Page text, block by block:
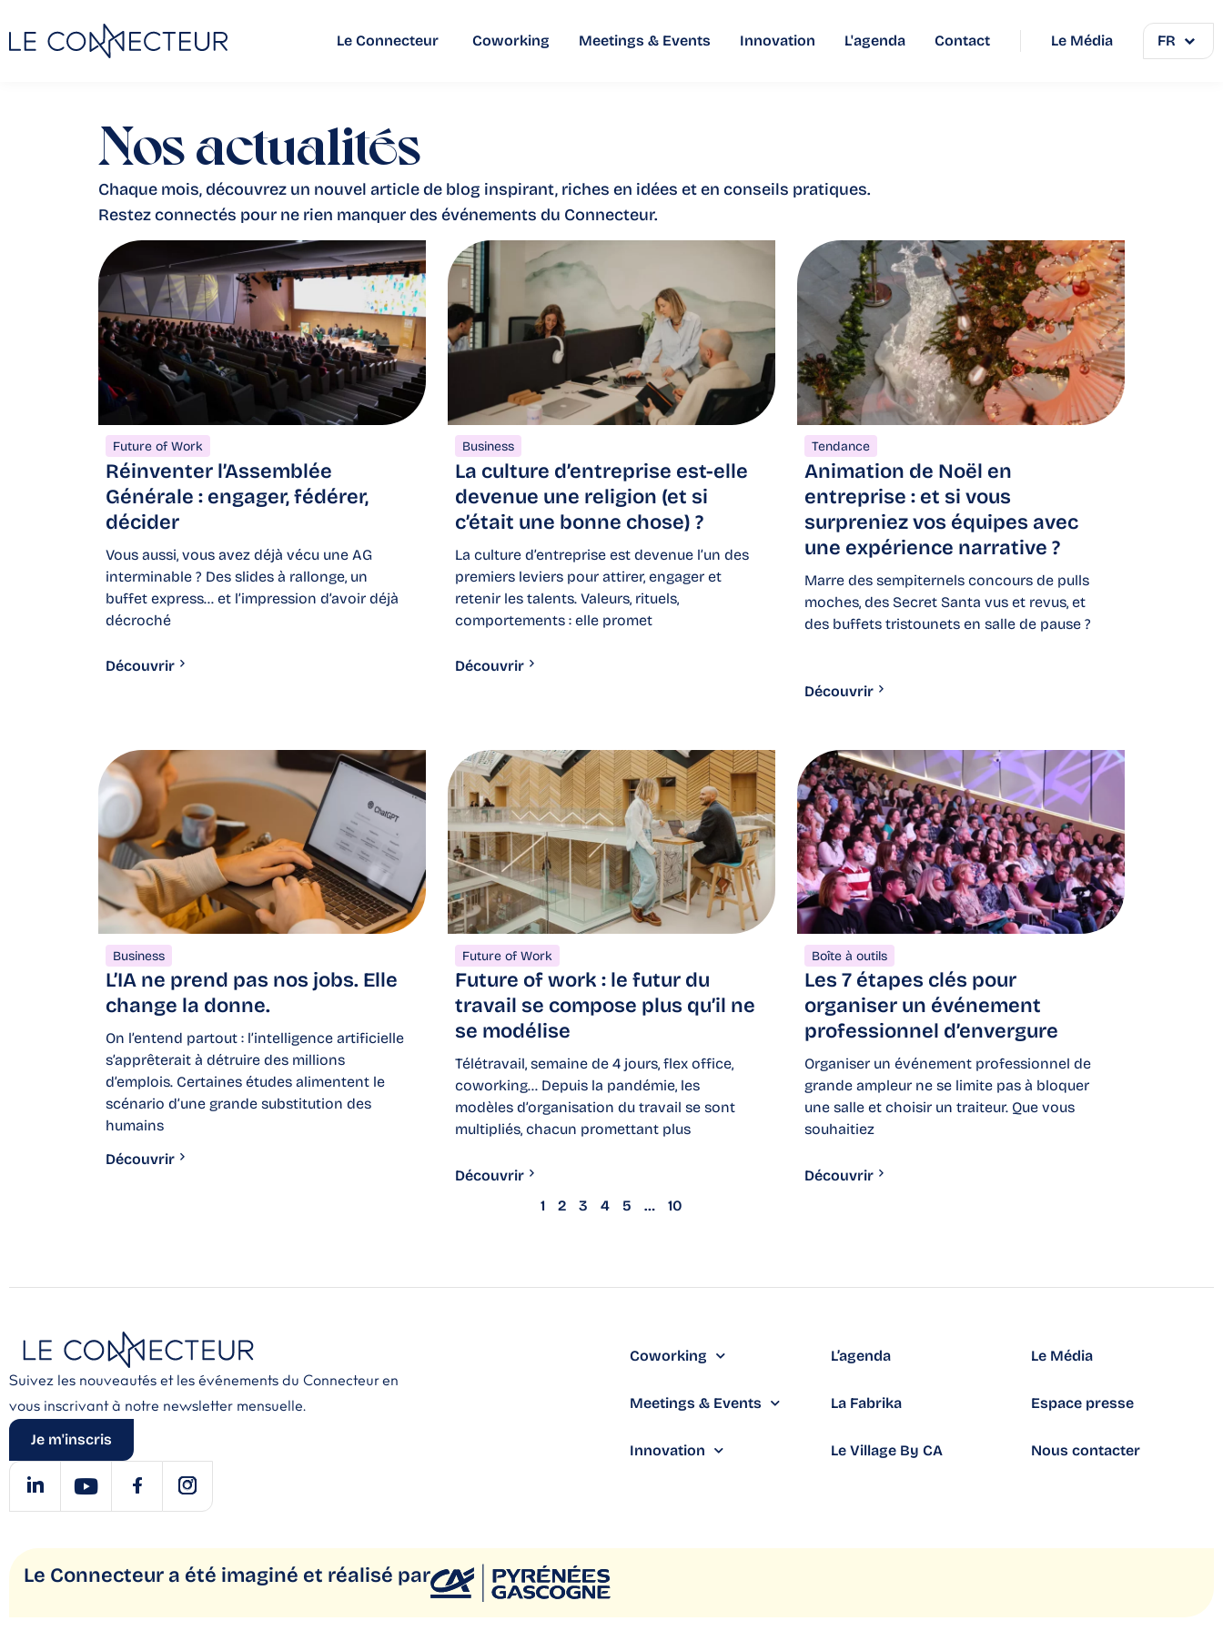
Le Connecteur Coworking Meetings & Events Innovation L'agenda Contact Le Média FR
Nos actualités
Chaque mois, découvrez un nouvel article de blog inspirant, riches en idées et en conseils pratiques.
Restez connectés pour ne rien manquer des événements du Connecteur.
Future of Work
Réinventer l’Assemblée
Générale : engager, fédérer,
décider
Vous aussi, vous avez déjà vécu une AG
interminable ? Des slides à rallonge, un
buffet express… et l’impression d’avoir déjà
décroché
Découvrir
Business
La culture d’entreprise est-elle
devenue une religion (et si
c’était une bonne chose) ?
La culture d’entreprise est devenue l’un des
premiers leviers pour attirer, engager et
retenir les talents. Valeurs, rituels,
comportements : elle promet
Découvrir
Tendance
Animation de Noël en
entreprise : et si vous
surpreniez vos équipes avec
une expérience narrative ?
Marre des sempiternels concours de pulls
moches, des Secret Santa vus et revus, et
des buffets tristounets en salle de pause ?
Découvrir
Business
L’IA ne prend pas nos jobs. Elle
change la donne.
On l’entend partout : l’intelligence artificielle
s’apprêterait à détruire des millions
d’emplois. Certaines études alimentent le
scénario d’une grande substitution des
humains
Découvrir
Future of Work
Future of work : le futur du
travail se compose plus qu’il ne
se modélise
Télétravail, semaine de 4 jours, flex office,
coworking… Depuis la pandémie, les
modèles d’organisation du travail se sont
multipliés, chacun promettant plus
Découvrir
Boîte à outils
Les 7 étapes clés pour
organiser un événement
professionnel d’envergure
Organiser un événement professionnel de
grande ampleur ne se limite pas à bloquer
une salle et choisir un traiteur. Que vous
souhaitiez
Découvrir
1
2 3 4 5 … 10
Suivez les nouveautés et les événements du Connecteur en
vous inscrivant à notre newsletter mensuelle.
Je m'inscris
Coworking
Meetings & Events
Innovation
L’agenda
La Fabrika
Le Village By CA
Le Média
Espace presse
Nous contacter
Le Connecteur a été imaginé et réalisé par